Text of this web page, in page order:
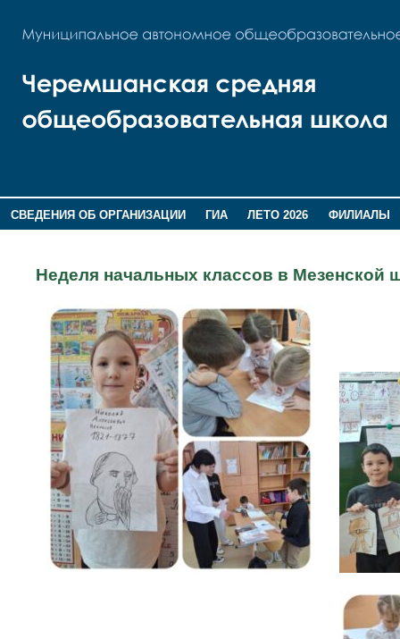
СВЕДЕНИЯ ОБ ОРГАНИЗАЦИИ ГИА ЛЕТО 2026
ФИЛИАЛЫ
Неделя начальных классов в Мезенской